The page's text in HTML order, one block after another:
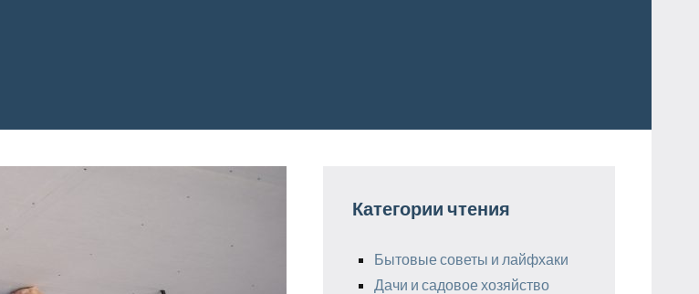
Категории чтения
Бытовые советы и лайфхаки
Дачи и садовое хозяйство